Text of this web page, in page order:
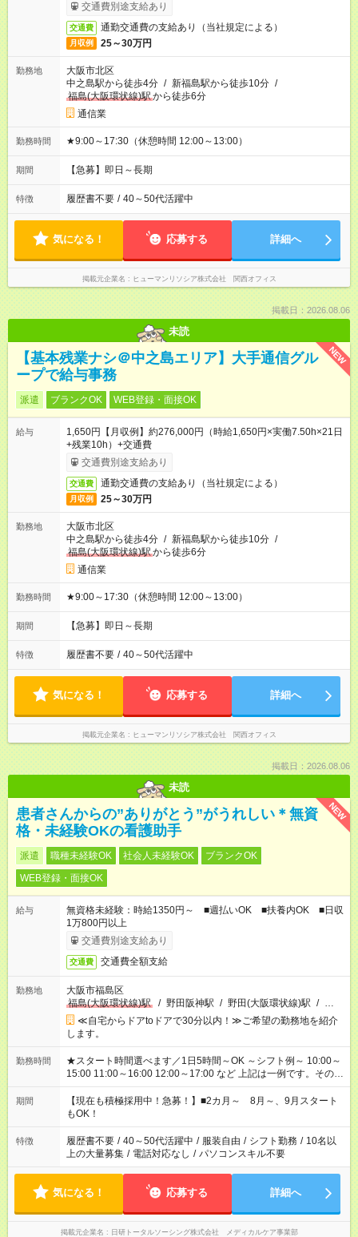
交通費別途支給あり
交通費 通勤交通費の支給あり（当社規定による）
月収例 25～30万円
勤務地
大阪市北区
中之島駅から徒歩4分 / 新福島駅から徒歩10分 /
福島(大阪環状線)駅から徒歩6分
通信業
勤務時間 ★9:00～17:30（休憩時間 12:00～13:00）
期間 【急募】即日～長期
特徴 履歴書不要 / 40～50代活躍中
気になる！ 応募する 詳細へ
掲載元企業名 ヒューマンリソシア株式会社 関西オフィス
掲載日：2026.08.06
未読
NEW
【基本残業ナシ＠中之島エリア】大手通信グル
ープで給与事務
派遣 ブランクOK WEB登録・面接OK
給与
1,650円【月収例】約276,000円（時給1,650円×実働7.50h×21日
+残業10h）+交通費
交通費別途支給あり
交通費 通勤交通費の支給あり（当社規定による）
月収例 25～30万円
勤務地
大阪市北区
中之島駅から徒歩4分 / 新福島駅から徒歩10分 /
福島(大阪環状線)駅から徒歩6分
通信業
勤務時間 ★9:00～17:30（休憩時間 12:00～13:00）
期間 【急募】即日～長期
特徴 履歴書不要 / 40～50代活躍中
気になる！ 応募する 詳細へ
掲載元企業名 ヒューマンリソシア株式会社 関西オフィス
掲載日：2026.08.06
未読
NEW
患者さんからの”ありがとう”がうれしい＊無資
格・未経験OKの看護助手
派遣 職種未経験OK 社会人未経験OK
ブランクOK
WEB登録・面接OK
給与
無資格未経験：時給1350円～ ■週払いOK ■扶養内OK ■日収
1万800円以上
交通費別途支給あり
交通費 交通費全額支給
勤務地
大阪市福島区
福島(大阪環状線)駅
/ 野田阪神駅 / 野田(大阪環状線)駅 / …
≪自宅からドアtoドアで30分以内！≫ご希望の勤務地を紹介
します。
勤務時間
★スタート時間選べます／1日5時間～OK ～シフト例～ 10:00～
15:00 11:00～16:00 12:00～17:00 など 上記は一例です。その他
シフトもご相談ください。 ※Wワークの場合当社と合わせて法
定労働時間が週40時間を超えなければOKです。
期間
【現在も積極採用中！急募！】■2カ月～ 8月～、9月スタート
もOK！
特徴 履歴書不要 / 40～50代活躍中 / 服装自由 / シフト勤務 / 10名以
上の大量募集 / 電話対応なし / パソコンスキル不要
気になる！ 応募する 詳細へ
掲載元企業名 日研トータルソーシング株式会社 メディカルケア事業部